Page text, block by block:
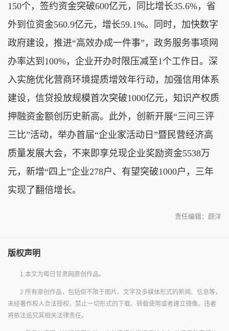
150个，签约资金突破600亿元，同比增长35.6%，省
外到位资金560.9亿元，增长59.1%。同时，加快数字
政府建设，推进“高效办成一件事”，政务服务事项网
办率达到100%，企业开办时限压减至1个工作日。深
入实施优化营商环境提质增效年行动，加强信用体系
建设，信贷投放规模首次突破1000亿元，知识产权质
押融资金额创历史新高。此外，创新开展“三问三评
三比”活动，举办首届“企业家活动日”暨民营经济高
质量发展大会，不来即享兑现企业奖励资金5538万
元，新增“四上”企业278户、有望突破1000户，三年
实现了翻倍增长。
责任编辑：顾洋
版权声明
1.本文为每日甘肃网原创作品。
2.所有原创作品，包括但不限于图片、文字及多媒体形式的新闻、信息等，
未经著作权人合法授权，禁止一切形式的下载、转载使用或者建立镜像。违者
将依法追究其相关法律责任。